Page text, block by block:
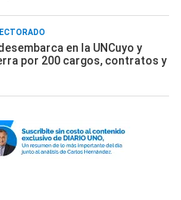
en la UNCuyo y
por 200 cargos, contratos y